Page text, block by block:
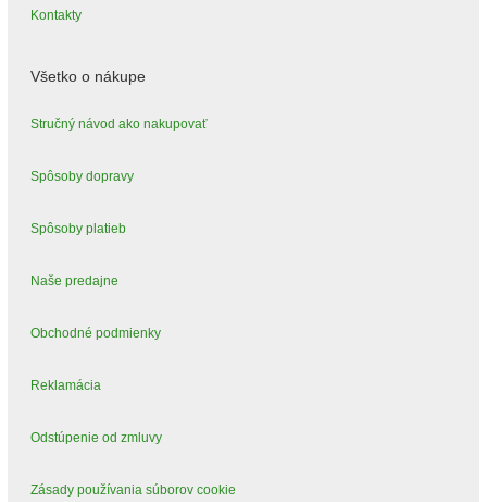
Kontakty
Všetko o nákupe
Stručný návod ako nakupovať
Spôsoby dopravy
Spôsoby platieb
Naše predajne
Obchodné podmienky
Reklamácia
Odstúpenie od zmluvy
Zásady používania súborov cookie